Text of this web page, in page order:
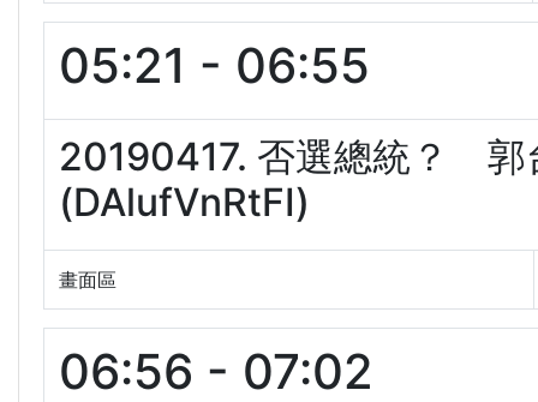
05:21 - 06:55
20190417. 否選總統？ 郭
(DAlufVnRtFI)
畫面區
06:56 - 07:02